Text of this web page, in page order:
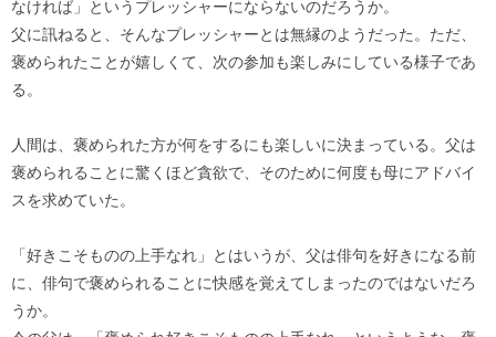
なければ」というプレッシャーにならないのだろうか。
父に訊ねると、そんなプレッシャーとは無縁のようだった。ただ、
褒められたことが嬉しくて、次の参加も楽しみにしている様子であ
る。
人間は、褒められた方が何をするにも楽しいに決まっている。父は
褒められることに驚くほど貪欲で、そのために何度も母にアドバイ
スを求めていた。
「好きこそものの上手なれ」とはいうが、父は俳句を好きになる前
に、俳句で褒められることに快感を覚えてしまったのではないだろ
うか。